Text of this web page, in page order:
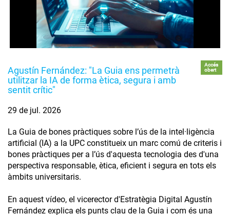
Agustín Fernández: "La Guia ens permetrà
utilitzar la IA de forma ètica, segura i amb
sentit crític"
Accés
obert
29 de jul. 2026
La Guia de bones pràctiques sobre l’ús de la intel·ligència
artificial (IA) a la UPC constitueix un marc comú de criteris i
bones pràctiques per a l’ús d'aquesta tecnologia des d'una
perspectiva responsable, ètica, eficient i segura en tots els
àmbits universitaris.
En aquest vídeo, el vicerector d'Estratègia Digital Agustín
Fernández explica els punts clau de la Guia i com és una